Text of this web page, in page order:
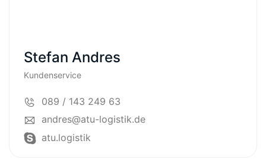
Stefan Andres
Kundenservice
089 / 143 249 63
andres@atu-logistik.de
atu.logistik